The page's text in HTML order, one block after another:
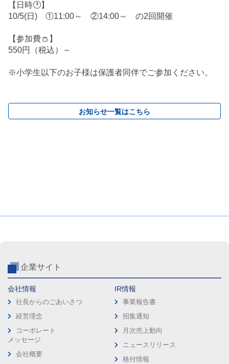
【日時🕐】
10/5(日) ①11:00～ ②14:00～ の2回開催
【参加費👛】
550円（税込）～
※小学生以下のお子様は保護者同伴でご参加ください。
お知らせ一覧はこちら
企業サイト
会社情報
社長からのごあいさつ
経営理念
コーポレート
メッセージ
会社概要
IR情報
事業報告書
招集通知
月次売上動向
ニュースリリース
格付情報